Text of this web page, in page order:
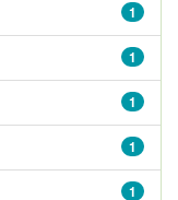
1
1
1
1
1